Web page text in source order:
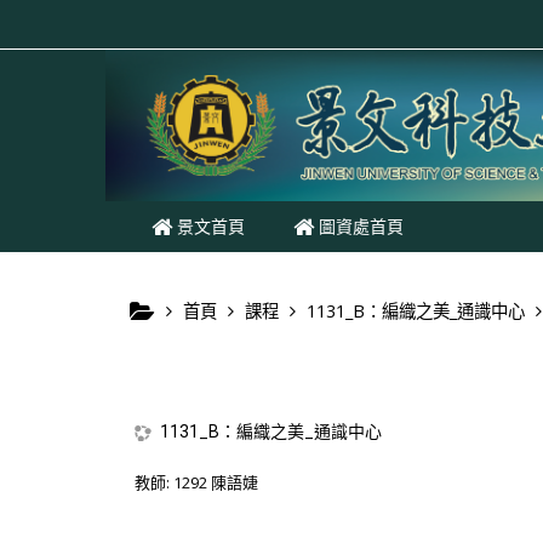
景文首頁 圖資處首頁
首頁 課程 1131_B：編織之美_通識中心
1131_B：編織之美_通識中心
教師: 1292 陳語婕